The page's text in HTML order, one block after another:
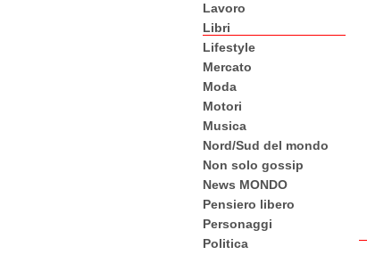
Lavoro
Libri
Lifestyle
Mercato
Moda
Motori
Musica
Nord/Sud del mondo
Non solo gossip
News MONDO
Pensiero libero
Personaggi
Politica